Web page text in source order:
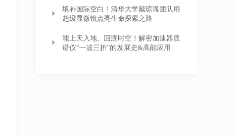
填补国际空白！清华大学戴琼海团队用
超级显微镜点亮生命探索之路
能上天入地、回溯时空！解密加速器质
谱仪“一波三折”的发展史&高能应用